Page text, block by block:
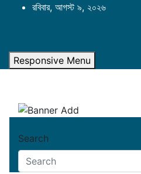
রবিবার, আগস্ট ৯, ২০২৬
Responsive Menu
Search